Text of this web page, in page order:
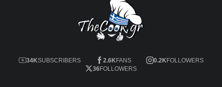
34KSUBSCRIBERS 2.6KFANS 0.2KFOLLOWERS
36FOLLOWERS